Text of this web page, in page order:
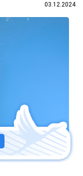
03.12.2024